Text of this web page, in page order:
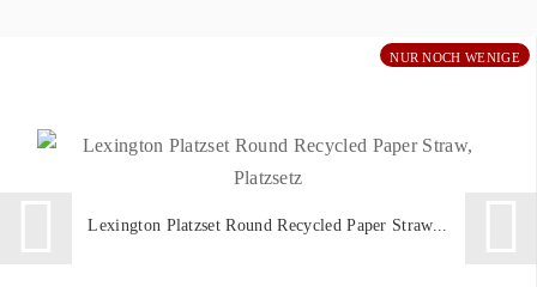
NUR NOCH WENIGE
Lexington Platzset Round Recycled Paper Straw...